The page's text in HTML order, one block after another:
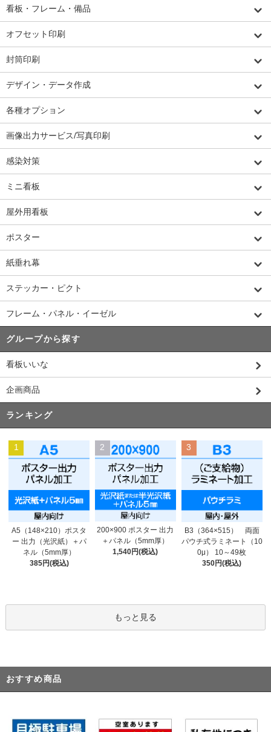
看板・フレーム・備品
オフセット印刷
封筒印刷
デザイン・データ作成
各種オプション
画像出力サービス/写真印刷
感染対策
ミニ看板
屋外用看板
ポスター
紙垂れ幕
ステッカー・ピクト
フレーム・パネル・イーゼル
グループから探す
看板いいな
企画商品
ランキング
1
A5（148×210）ポスタ
ー 出力（光沢紙）＋パ
ネル（5mm厚）
385円(税込)
2
200×900 ポスター 出力
＋パネル（5mm厚）
1,540円(税込)
3
B3（364×515） 両面
パウチ式ラミネート（10
0μ） 10～49枚
350円(税込)
もっと見る
おすすめ商品